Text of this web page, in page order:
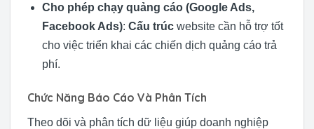
Cho phép chạy quảng cáo (Google Ads,
Facebook Ads): Cấu trúcwebsite cần hỗ trợ tốt
cho việc triển khai các chiến dịch quảng cáo trả
phí.
Chức Năng Báo Cáo Và Phân Tích
Theo dõi và phân tích dữ liệu giúp doanh nghiệp